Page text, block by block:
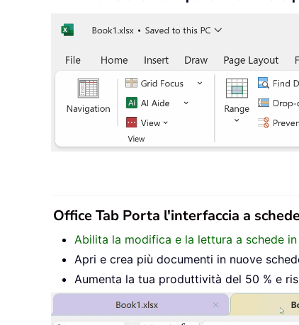
Office Tab Porta l'interfaccia a
Abilita la modifica e la lettura a schede
Apri e crea più documenti in nuove
Aumenta la tua produttività del 50 % e